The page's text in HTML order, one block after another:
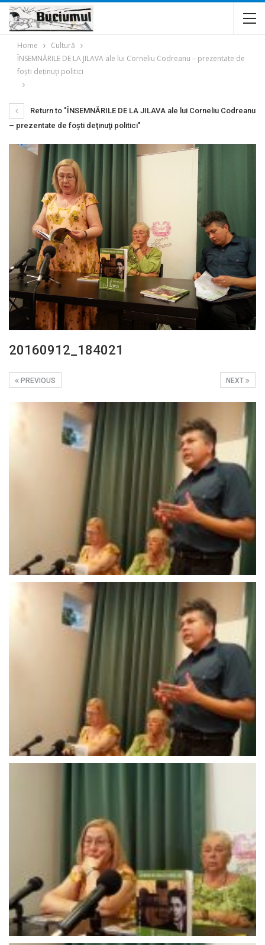
Home
Cultură
ÎNSEMNĂRILE DE LA JILAVA ale lui Corneliu Codreanu – prezentate de
foşti deţinuţi politici
Return to "ÎNSEMNĂRILE DE LA JILAVA ale lui Corneliu Codreanu
– prezentate de foşti deţinuţi politici"
20160912_184021
NEXT
PREVIOUS